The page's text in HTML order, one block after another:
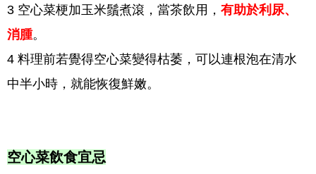
3 空心菜梗加玉米鬚煮滾，當茶飲用， 有助於利尿、
消腫。
4 料理前若覺得空心菜變得枯萎，可以連根泡在清水
中半小時，就能恢復鮮嫩。
空心菜飲食宜忌